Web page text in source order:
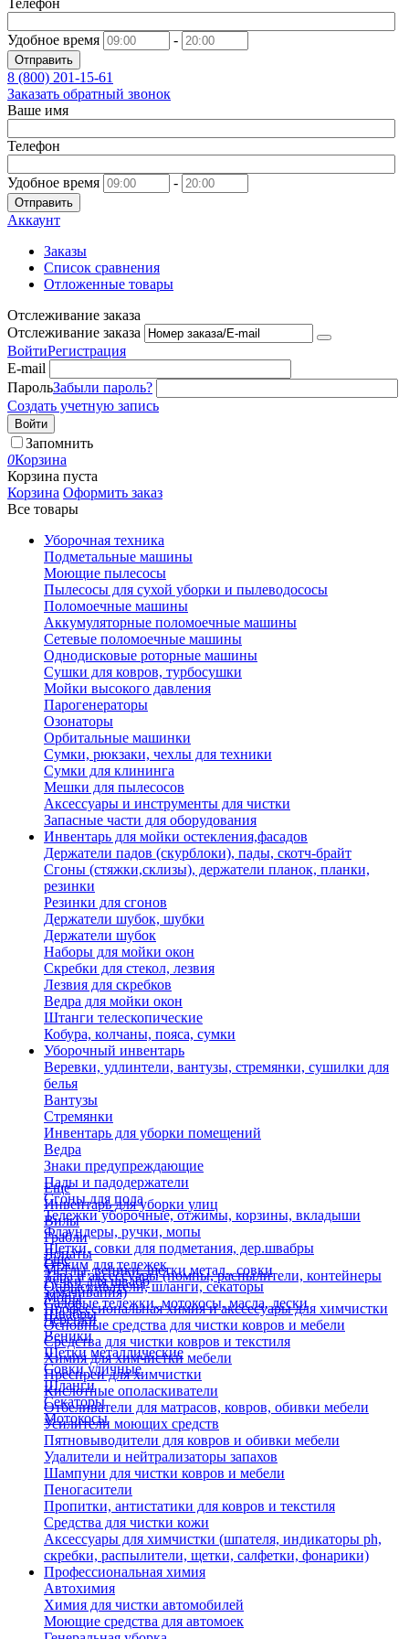
Телефон
Удобное время -
Отправить
8 (800) 201-15-61
Заказать обратный звонок
Ваше имя
Телефон
Удобное время -
Отправить
Аккаунт
Заказы
Список сравнения
Отложенные товары
Отслеживание заказа
Отслеживание заказа
ВойтиРегистрация
E-mail
ПарольЗабыли пароль?
Создать учетную запись
Войти
Запомнить
0Корзина
Корзина пуста
Корзина Оформить заказ
Все товары
Уборочная техника
Подметальные машины
Моющие пылесосы
Пылесосы для сухой уборки и пылеводососы
Поломоечные машины
Аккумуляторные поломоечные машины
Сетевые поломоечные машины
Однодисковые роторные машины
Сушки для ковров, турбосушки
Мойки высокого давления
Парогенераторы
Озонаторы
Орбитальные машинки
Сумки, рюкзаки, чехлы для техники
Сумки для клининга
Мешки для пылесосов
Аксессуары и инструменты для чистки
Запасные части для оборудования
Инвентарь для мойки остекления,фасадов
Держатели падов (скурблоки), пады, скотч-брайт
Сгоны (стяжки,склизы), держатели планок, планки,
резинки
Резинки для сгонов
Держатели шубок, шубки
Держатели шубок
Наборы для мойки окон
Скребки для стекол, лезвия
Лезвия для скребков
Ведра для мойки окон
Штанги телескопические
Кобура, колчаны, пояса, сумки
Уборочный инвентарь
Веревки, удлинтели, вантузы, стремянки, сушилки для
белья
Вантузы
Стремянки
Инвентарь для уборки помещений
Ведра
Знаки предупреждающие
Пады и падодержатели
Сгоны для пола
Тележки уборочные, отжимы, корзины, вкладыши
Флаундеры, ручки, мопы
Щетки, совки для подметания, дер.швабры
Отжим для тележек
Ручки для швабр
Мопы
Швабры
Еще
Инвентарь для уборки улиц
Вилы
Грабли
Лопаты
Метлы, веники, щетки метал., совки
Опрыскиватели, шланги, секаторы
Садовые тележки, мотокосы, масла, лески
Черенки
Веники
Щетки металлические
Совки уличные
Шланги
Секаторы
Мотокосы
Еще
Тара и аксессуары (помпы, распылители, контейнеры
замачивания)
Профессиональная химия и акссесуары для химчистки
Основные средства для чистки ковров и мебели
Средства для чистки ковров и текстиля
Химия для химчистки мебели
Преспреи для химчистки
Кислотные ополаскиватели
Отбеливатели для матрасов, ковров, обивки мебели
Усилители моющих средств
Пятновыводители для ковров и обивки мебели
Удалители и нейтрализаторы запахов
Шампуни для чистки ковров и мебели
Пеногасители
Пропитки, антистатики для ковров и текстиля
Средства для чистки кожи
Аксессуары для химчистки (шпателя, индикаторы ph,
скребки, распылители, щетки, салфетки, фонарики)
Профессиональная химия
Автохимия
Химия для чистки автомобилей
Моющие средства для автомоек